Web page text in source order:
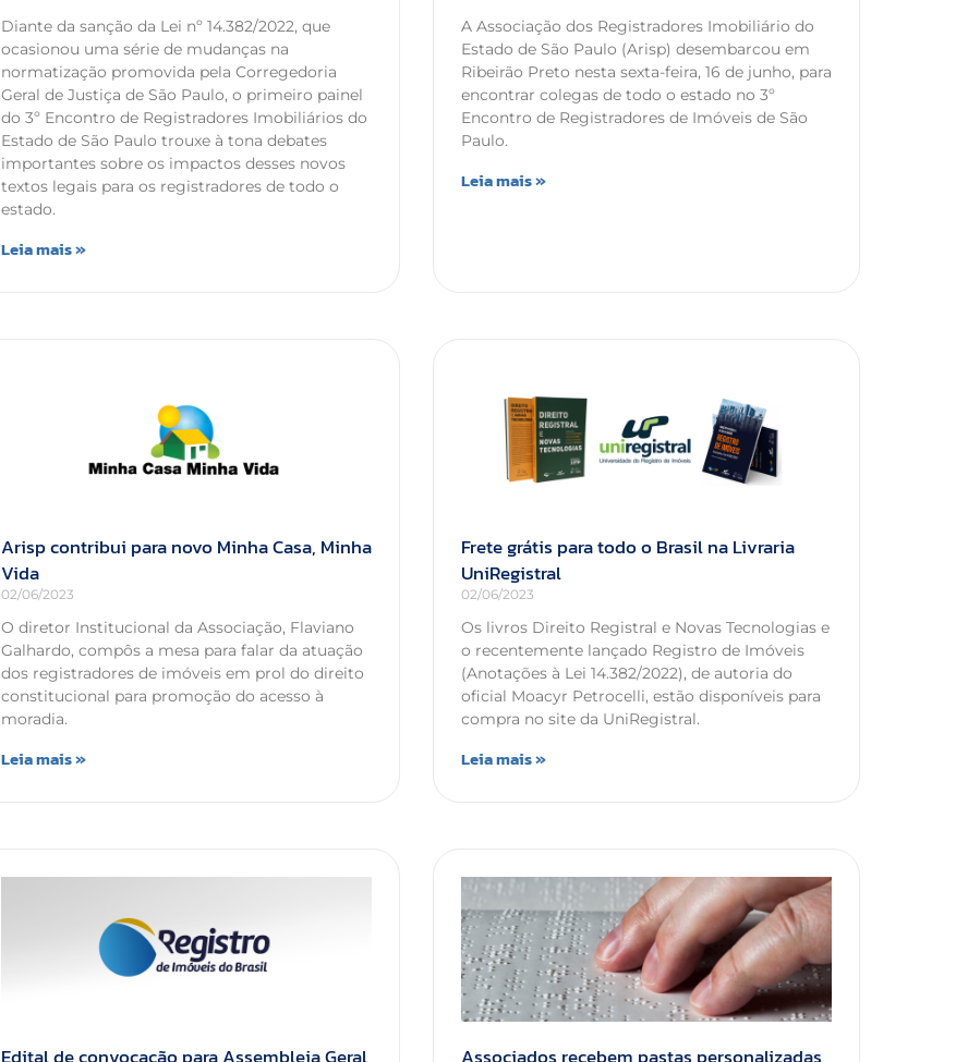
Diante da sanção da Lei nº 14.382/2022, que
ocasionou uma série de mudanças na
normatização promovida pela Corregedoria
Geral de Justiça de São Paulo, o primeiro painel
do 3º Encontro de Registradores Imobiliários do
Estado de São Paulo trouxe à tona debates
importantes sobre os impactos desses novos
textos legais para os registradores de todo o
estado.
Leia mais »
A Associação dos Registradores Imobiliário do
Estado de São Paulo (Arisp) desembarcou em
Ribeirão Preto nesta sexta-feira, 16 de junho, para
encontrar colegas de todo o estado no 3º
Encontro de Registradores de Imóveis de São
Paulo.
Leia mais »
Arisp contribui para novo Minha Casa, Minha
Vida
02/06/2023
O diretor Institucional da Associação, Flaviano
Galhardo, compôs a mesa para falar da atuação
dos registradores de imóveis em prol do direito
constitucional para promoção do acesso à
moradia.
Leia mais »
Frete grátis para todo o Brasil na Livraria
UniRegistral
02/06/2023
Os livros Direito Registral e Novas Tecnologias e
o recentemente lançado Registro de Imóveis
(Anotações à Lei 14.382/2022), de autoria do
oficial Moacyr Petrocelli, estão disponíveis para
compra no site da UniRegistral.
Leia mais »
Edital de convocação para Assembleia Geral Associados recebem pastas personalizadas